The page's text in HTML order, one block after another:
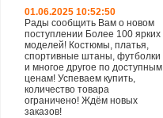
01.06.2025 10:52:50
Рады сообщить Вам о новом
поступлении Более 100 ярких
моделей! Костюмы, платья,
спортивные штаны, футболки
и многое другое по доступным
ценам! Успеваем купить,
количество товара
ограничено! Ждём новых
заказов!